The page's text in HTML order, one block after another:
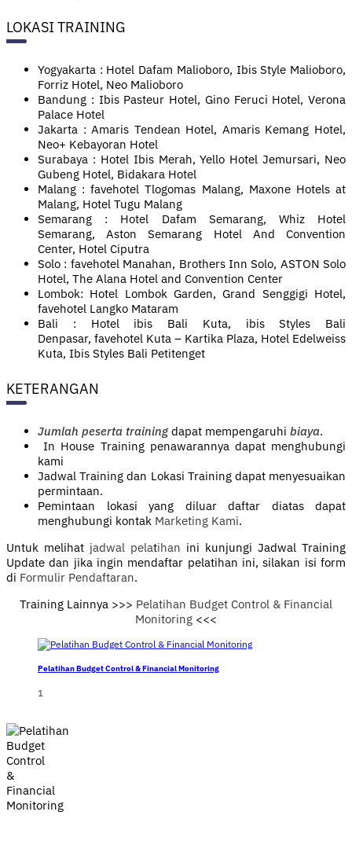
LOKASI TRAINING
Yogyakarta : Hotel Dafam Malioboro, Ibis Style Malioboro,
Forriz Hotel, Neo Malioboro
Bandung : Ibis Pasteur Hotel, Gino Feruci Hotel, Verona
Palace Hotel
Jakarta : Amaris Tendean Hotel, Amaris Kemang Hotel,
Neo+ Kebayoran Hotel
Surabaya : Hotel Ibis Merah, Yello Hotel Jemursari, Neo
Gubeng Hotel, Bidakara Hotel
Malang : favehotel Tlogomas Malang, Maxone Hotels at
Malang, Hotel Tugu Malang
Semarang : Hotel Dafam Semarang, Whiz Hotel
Semarang, Aston Semarang Hotel And Convention
Center, Hotel Ciputra
Solo : favehotel Manahan, Brothers Inn Solo, ASTON Solo
Hotel, The Alana Hotel and Convention Center
Lombok: Hotel Lombok Garden, Grand Senggigi Hotel,
favehotel Langko Mataram
Bali : Hotel ibis Bali Kuta, ibis Styles Bali
Denpasar, favehotel Kuta – Kartika Plaza, Hotel Edelweiss
Kuta, Ibis Styles Bali Petitenget
KETERANGAN
Jumlah peserta trainingdapat mempengaruhi biaya.
In House Training penawarannya dapat menghubungi
kami
Jadwal Training dan Lokasi Training dapat menyesuaikan
permintaan.
Pemintaan lokasi yang diluar daftar diatas dapat
menghubungi kontak Marketing Kami.
Untuk melihat jadwal pelatihan ini kunjungi Jadwal Training
Update dan jika ingin mendaftar pelatihan ini, silakan isi form
di Formulir Pendaftaran.
Training Lainnya >>> Pelatihan Budget Control & Financial
Monitoring <<<
Pelatihan Budget Control & Financial Monitoring
1